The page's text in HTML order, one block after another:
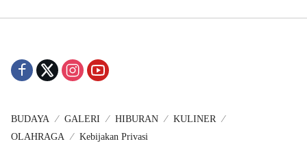
BUDAYA GALERI HIBURAN
KULINER
OLAHRAGA
Kebijakan Privasi